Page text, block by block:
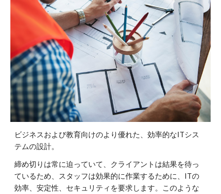
ビジネスおよび教育向けのより優れた、効率的なITシス
テムの設計。
締め切りは常に迫っていて、クライアントは結果を待っ
ているため、スタッフは効果的に作業するために、ITの
効率、安定性、セキュリティを要求します。このような